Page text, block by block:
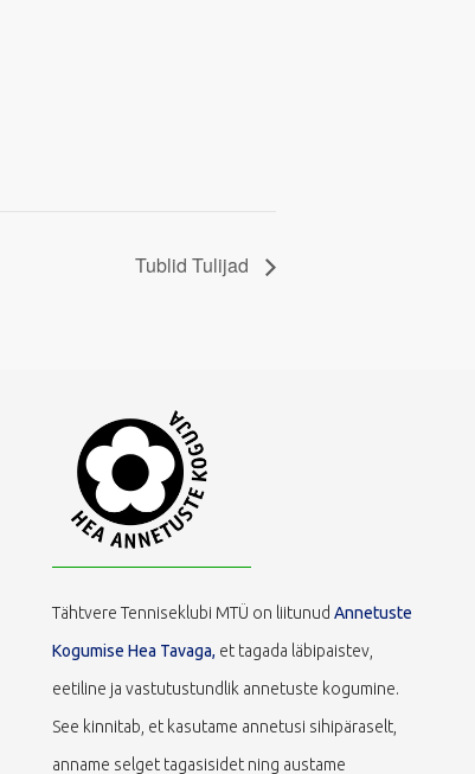
Tublid Tulijad
Tähtvere Tenniseklubi MTÜ on liitunudAnnetuste
Kogumise Hea Tavaga, et tagada läbipaistev,
eetiline ja vastutustundlik annetuste kogumine.
See kinnitab, et kasutame annetusi sihipäraselt,
anname selget tagasisidet ning austame